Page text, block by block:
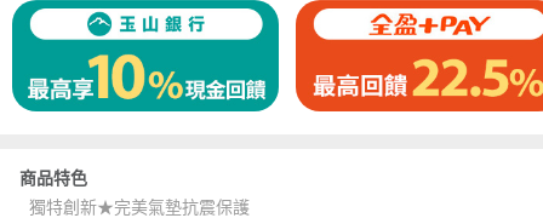
商品特色
獨特創新★完美氣墊抗震保護